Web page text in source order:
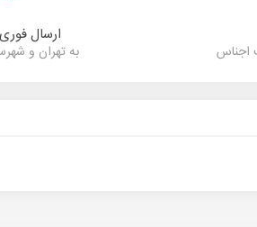
اجناس
ارسال فوری
به تهران و